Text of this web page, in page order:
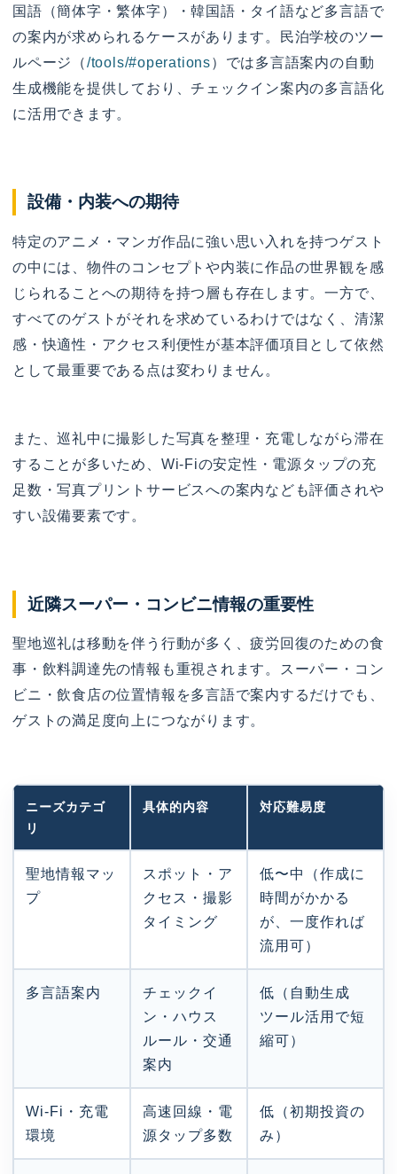
国語（簡体字・繁体字）・韓国語・タイ語など多言語で
の案内が求められるケースがあります。民泊学校のツー
ルページ（/tools/#operations）では多言語案内の自動
生成機能を提供しており、チェックイン案内の多言語化
に活用できます。
設備・内装への期待
特定のアニメ・マンガ作品に強い思い入れを持つゲスト
の中には、物件のコンセプトや内装に作品の世界観を感
じられることへの期待を持つ層も存在します。一方で、
すべてのゲストがそれを求めているわけではなく、清潔
感・快適性・アクセス利便性が基本評価項目として依然
として最重要である点は変わりません。
また、巡礼中に撮影した写真を整理・充電しながら滞在
することが多いため、Wi-Fiの安定性・電源タップの充
足数・写真プリントサービスへの案内なども評価されや
すい設備要素です。
近隣スーパー・コンビニ情報の重要性
聖地巡礼は移動を伴う行動が多く、疲労回復のための食
事・飲料調達先の情報も重視されます。スーパー・コン
ビニ・飲食店の位置情報を多言語で案内するだけでも、
ゲストの満足度向上につながります。
ニーズカテゴ
リ
具体的内容 対応難易度
聖地情報マッ
プ
スポット・ア
クセス・撮影
タイミング
低〜中（作成に
時間がかかる
が、一度作れば
流用可）
多言語案内
チェックイ
ン・ハウス
ルール・交通
案内
低（自動生成
ツール活用で短
縮可）
Wi-Fi・充電
環境
高速回線・電
源タップ多数
低（初期投資の
み）